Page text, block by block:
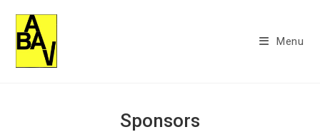
inhoud
Menu
Sponsors